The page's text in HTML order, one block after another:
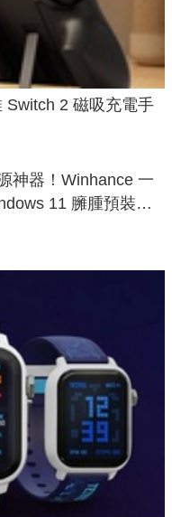
Switch 2 磁吸充電手
神器！Winhance 一
11 臃腫預裝軟